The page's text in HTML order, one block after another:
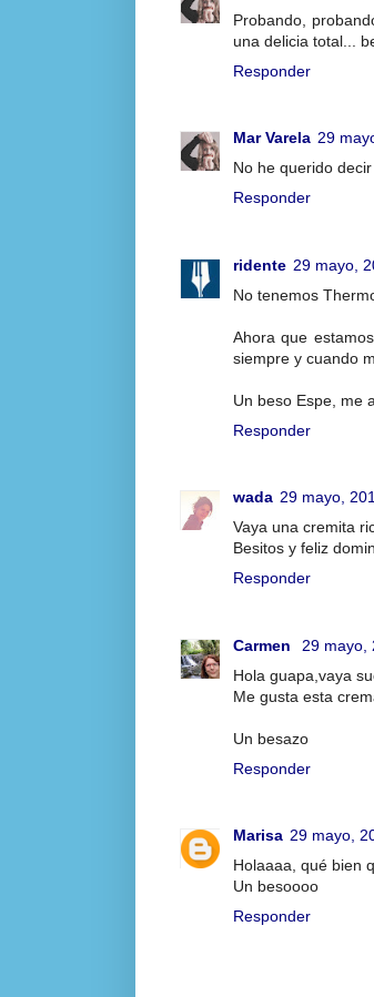
Probando,
una delicia total...
Responder
Mar Varela 29
No he querido
Responder
ridente 29 mayo,
No tenemos
Ahora que
siempre y cuando
Un beso Espe, me
Responder
wada 29 mayo,
Vaya una cremita
Besitos y feliz
Responder
Carmen
29 mayo,
Hola guapa,vaya
Me gusta esta
Un besazo
Responder
Marisa 29 mayo,
Holaaaa, qué bien
Un besoooo
Responder